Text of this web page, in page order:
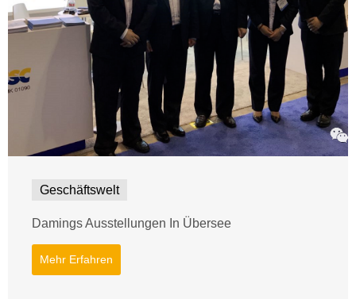
Geschäftswelt
Damings Ausstellungen In Übersee
Mehr Erfahren